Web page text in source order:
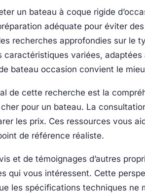
un bateau à coque rigide
adéquate pour éviter
recherches approfondies sur le
caractéristiques variées,
bateau occasion convient le
de cette recherche est la
pour un bateau. La
les prix. Ces ressources vous
de référence réaliste.
et de témoignages d’autres
qui vous intéressent. Cette
les spécifications techniques